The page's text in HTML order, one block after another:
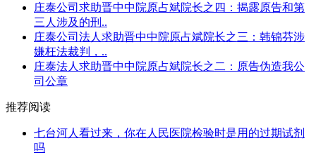
庄泰公司求助晋中中院原占斌院长之四：揭露原告和第
三人涉及的刑..
庄泰公司法人求助晋中中院原占斌院长之三：韩锦芬涉
嫌枉法裁判，..
庄泰法人求助晋中中院原占斌院长之二：原告伪造我公
司公章
推荐阅读
七台河人看过来，你在人民医院检验时是用的过期试剂
吗